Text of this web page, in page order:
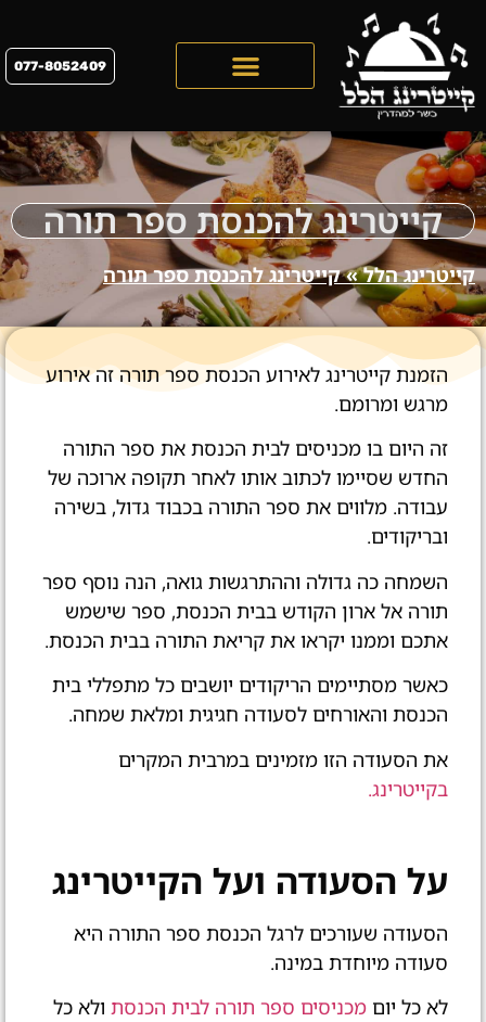
077-8052409
קייטרינג להכנסת ספר תורה
קייטרינג הלל»קייטרינג להכנסת ספר תורה
הזמנת קייטרינג לאירוע הכנסת ספר תורה זה אירוע
מרגש ומרומם.
זה היום בו מכניסים לבית הכנסת את ספר התורה
החדש שסיימו לכתוב אותו לאחר תקופה ארוכה של
עבודה. מלווים את ספר התורה בכבוד גדול, בשירה
ובריקודים.
השמחה כה גדולה וההתרגשות גואה, הנה נוסף ספר
תורה אל ארון הקודש בבית הכנסת, ספר שישמש
אתכם וממנו יקראו את קריאת התורה בבית הכנסת.
כאשר מסתיימים הריקודים יושבים כל מתפללי בית
הכנסת והאורחים לסעודה חגיגית ומלאת שמחה.
את הסעודה הזו מזמינים במרבית המקרים
בקייטרינג.
על הסעודה ועל הקייטרינג
הסעודה שעורכים לרגל הכנסת ספר התורה היא
סעודה מיוחדת במינה.
לא כל יום מכניסים ספר תורה לבית הכנסת ולא כל